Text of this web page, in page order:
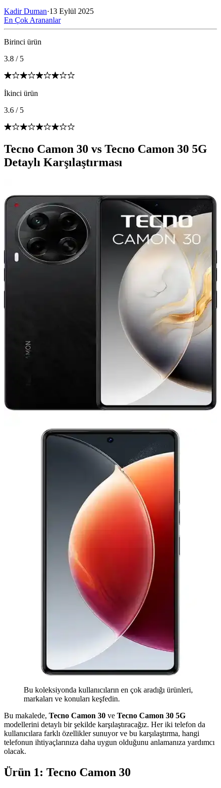
Kadir Duman·13 Eylül 2025
En Çok Arananlar
Birinci ürün
3.8 / 5
İkinci ürün
3.6 / 5
Tecno Camon 30 vs Tecno Camon 30 5G
Detaylı Karşılaştırması
Bu koleksiyonda kullanıcıların en çok aradığı ürünleri,
markaları ve konuları keşfedin.
Bu makalede, Tecno Camon 30 ve Tecno Camon 30 5G
modellerini detaylı bir şekilde karşılaştıracağız. Her iki telefon da
kullanıcılara farklı özellikler sunuyor ve bu karşılaştırma, hangi
telefonun ihtiyaçlarınıza daha uygun olduğunu anlamanıza yardımcı
olacak.
Ürün 1: Tecno Camon 30